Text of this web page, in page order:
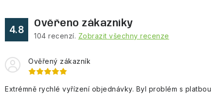
4.8
Ověřeno zákazníky
104 recenzí. Zobrazit všechny recenze
Ověřený zákazník
Extrémně rychlé vyřízení objednávky. Byl problém s platbou